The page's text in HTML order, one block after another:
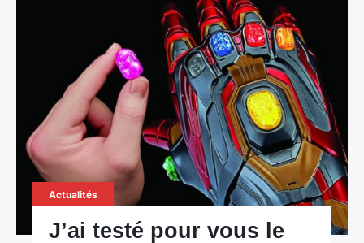
Actualités
J’ai testé pour vous le